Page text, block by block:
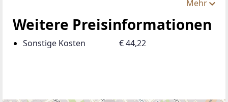
Mehr
Weitere Preisinformationen
Sonstige Kosten € 44,22